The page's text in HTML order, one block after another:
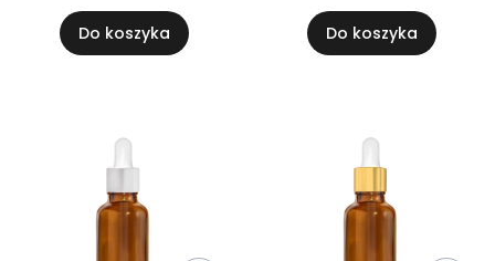
Do koszyka Do koszyka